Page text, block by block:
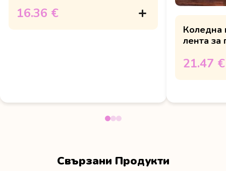
16.36 €
Коледна
лента за
21.47 €
Свързани Продукти